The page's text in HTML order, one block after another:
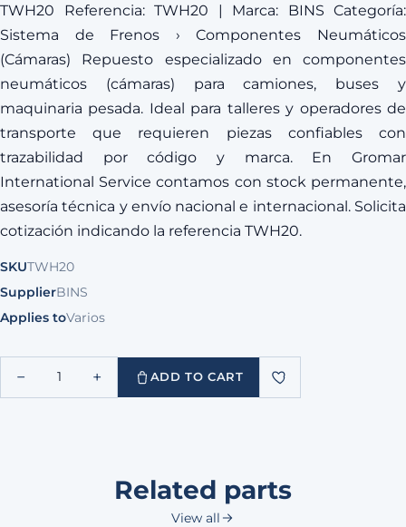
TWH20 Referencia: TWH20 | Marca: BINS Categoría:
Sistema de Frenos › Componentes Neumáticos
(Cámaras) Repuesto especializado en componentes
neumáticos (cámaras) para camiones, buses y
maquinaria pesada. Ideal para talleres y operadores de
transporte que requieren piezas confiables con
trazabilidad por código y marca. En Gromar
International Service contamos con stock permanente,
asesoría técnica y envío nacional e internacional. Solicita
cotización indicando la referencia TWH20.
SKUTWH20
SupplierBINS
Applies toVarios
− 1 + ADD TO CART
Related parts
View all